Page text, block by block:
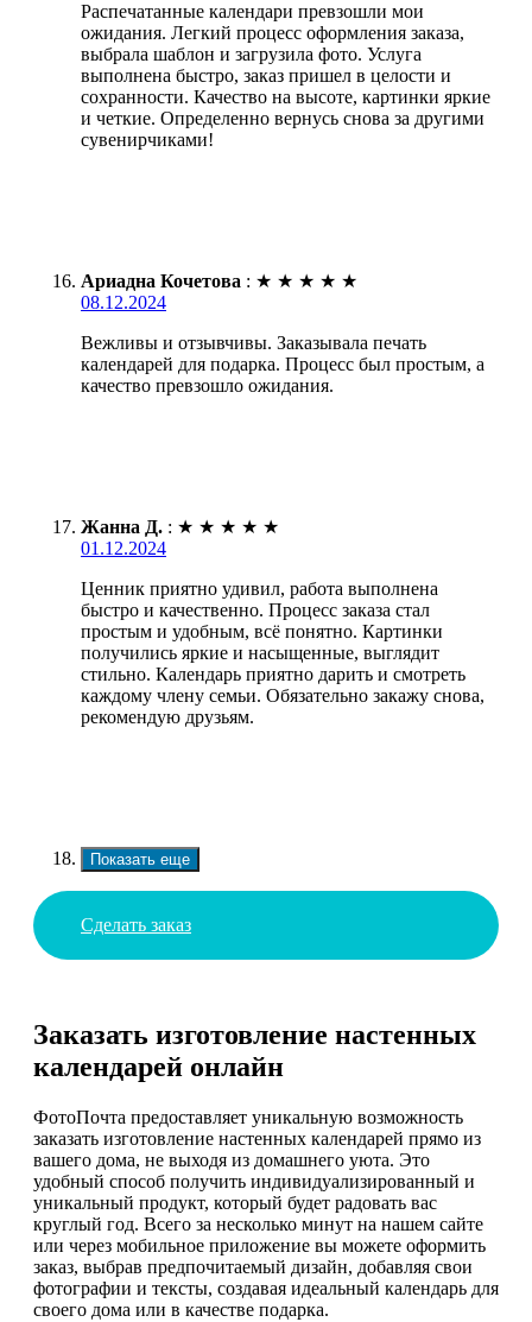
Распечатанные календари превзошли мои
ожидания. Легкий процесс оформления заказа,
выбрала шаблон и загрузила фото. Услуга
выполнена быстро, заказ пришел в целости и
сохранности. Качество на высоте, картинки яркие
и четкие. Определенно вернусь снова за другими
сувенирчиками!
Ариадна Кочетова : ★ ★ ★ ★ ★
08.12.2024
Вежливы и отзывчивы. Заказывала печать
календарей для подарка. Процесс был простым, а
качество превзошло ожидания.
Жанна Д. : ★ ★ ★ ★ ★
01.12.2024
Ценник приятно удивил, работа выполнена
быстро и качественно. Процесс заказа стал
простым и удобным, всё понятно. Картинки
получились яркие и насыщенные, выглядит
стильно. Календарь приятно дарить и смотреть
каждому члену семьи. Обязательно закажу снова,
рекомендую друзьям.
Показать еще
Сделать заказ
Заказать изготовление настенных
календарей онлайн
ФотоПочта предоставляет уникальную возможность
заказать изготовление настенных календарей прямо из
вашего дома, не выходя из домашнего уюта. Это
удобный способ получить индивидуализированный и
уникальный продукт, который будет радовать вас
круглый год. Всего за несколько минут на нашем сайте
или через мобильное приложение вы можете оформить
заказ, выбрав предпочитаемый дизайн, добавляя свои
фотографии и тексты, создавая идеальный календарь для
своего дома или в качестве подарка.